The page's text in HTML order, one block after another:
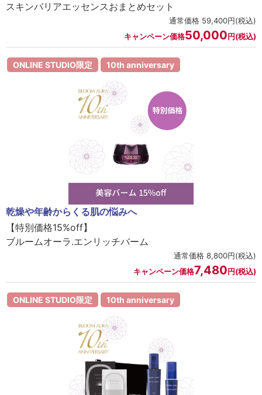
スキンバリアエッセンスおまとめセット
通常価格 59,400円(税込)
キャンペーン価格50,000円(税込)
ONLINE STUDIO限定 10th anniversary
乾燥や年齢からくる肌の悩みへ
【特別価格15%off】
ブルームオーラ.エンリッチバーム
通常価格 8,800円(税込)
キャンペーン価格7,480円(税込)
ONLINE STUDIO限定 10th anniversary